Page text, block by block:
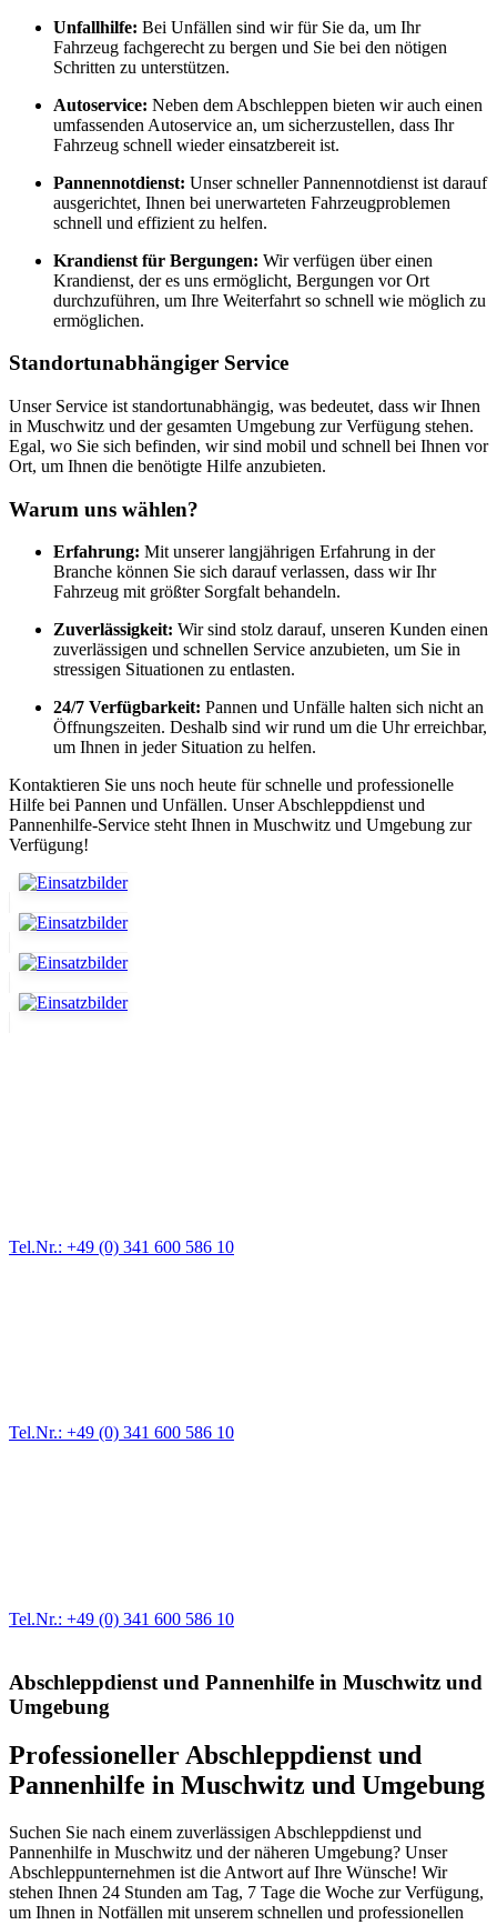
Unfallhilfe: Bei Unfällen sind wir für Sie da, um Ihr
Fahrzeug fachgerecht zu bergen und Sie bei den nötigen
Schritten zu unterstützen.
Autoservice: Neben dem Abschleppen bieten wir auch einen
umfassenden Autoservice an, um sicherzustellen, dass Ihr
Fahrzeug schnell wieder einsatzbereit ist.
Pannennotdienst: Unser schneller Pannennotdienst ist darauf
ausgerichtet, Ihnen bei unerwarteten Fahrzeugproblemen
schnell und effizient zu helfen.
Krandienst für Bergungen: Wir verfügen über einen
Krandienst, der es uns ermöglicht, Bergungen vor Ort
durchzuführen, um Ihre Weiterfahrt so schnell wie möglich zu
ermöglichen.
Standortunabhängiger Service
Unser Service ist standortunabhängig, was bedeutet, dass wir Ihnen
in Muschwitz und der gesamten Umgebung zur Verfügung stehen.
Egal, wo Sie sich befinden, wir sind mobil und schnell bei Ihnen vor
Ort, um Ihnen die benötigte Hilfe anzubieten.
Warum uns wählen?
Erfahrung: Mit unserer langjährigen Erfahrung in der
Branche können Sie sich darauf verlassen, dass wir Ihr
Fahrzeug mit größter Sorgfalt behandeln.
Zuverlässigkeit: Wir sind stolz darauf, unseren Kunden einen
zuverlässigen und schnellen Service anzubieten, um Sie in
stressigen Situationen zu entlasten.
24/7 Verfügbarkeit: Pannen und Unfälle halten sich nicht an
Öffnungszeiten. Deshalb sind wir rund um die Uhr erreichbar,
um Ihnen in jeder Situation zu helfen.
Kontaktieren Sie uns noch heute für schnelle und professionelle
Hilfe bei Pannen und Unfällen. Unser Abschleppdienst und
Pannenhilfe-Service steht Ihnen in Muschwitz und Umgebung zur
Verfügung!
Tel.Nr.: +49 (0) 341 600 586 10
Tel.Nr.: +49 (0) 341 600 586 10
Tel.Nr.: +49 (0) 341 600 586 10
Abschleppdienst und Pannenhilfe in Muschwitz und
Umgebung
Professioneller Abschleppdienst und
Pannenhilfe in Muschwitz und Umgebung
Suchen Sie nach einem zuverlässigen Abschleppdienst und
Pannenhilfe in Muschwitz und der näheren Umgebung? Unser
Abschleppunternehmen ist die Antwort auf Ihre Wünsche! Wir
stehen Ihnen 24 Stunden am Tag, 7 Tage die Woche zur Verfügung,
um Ihnen in Notfällen mit unserem schnellen und professionellen